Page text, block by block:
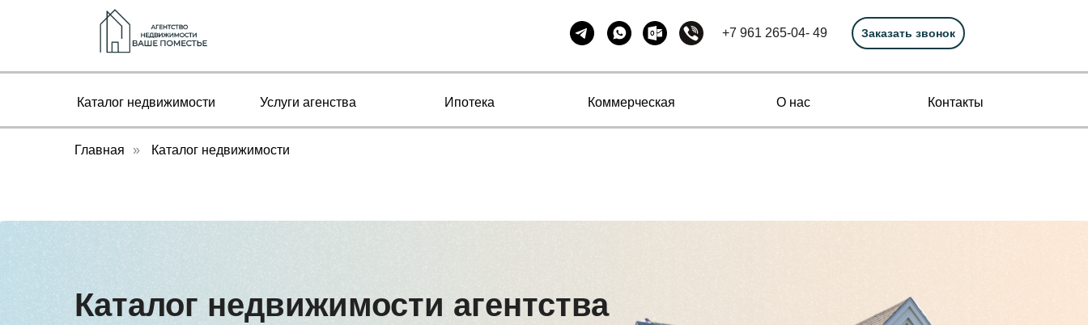
+7 961 265-04- 49 Заказать звонок
Каталог недвижимости Услуги агенства Ипотека Коммерческая О нас Контакты
Главная » Каталог недвижимости
Каталог недвижимости агентства